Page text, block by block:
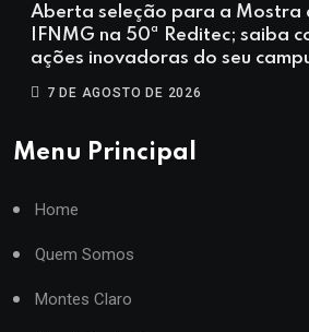
Aberta seleção para a Mostra
IFNMG na 50ª Reditec; saiba
ações inovadoras do seu
7 DE AGOSTO DE 2026
Menu Principal
Home
Quem Somos
Montes Claro